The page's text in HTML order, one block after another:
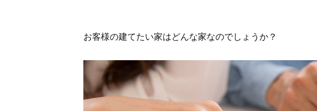
お客様の建てたい家はどんな家なのでしょうか？